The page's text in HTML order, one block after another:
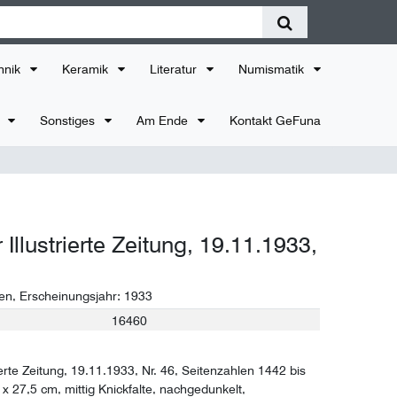
Keramik Literatur Numismatik
Sonstiges Am Ende Kontakt GeFuna
Illustrierte Zeitung, 19.11.1933,
, Erscheinungsjahr: 1933
16460
Zeitung, 19.11.1933, Nr. 46, Seitenzahlen 1442 bis
27,5 cm, mittig Knickfalte, nachgedunkelt,